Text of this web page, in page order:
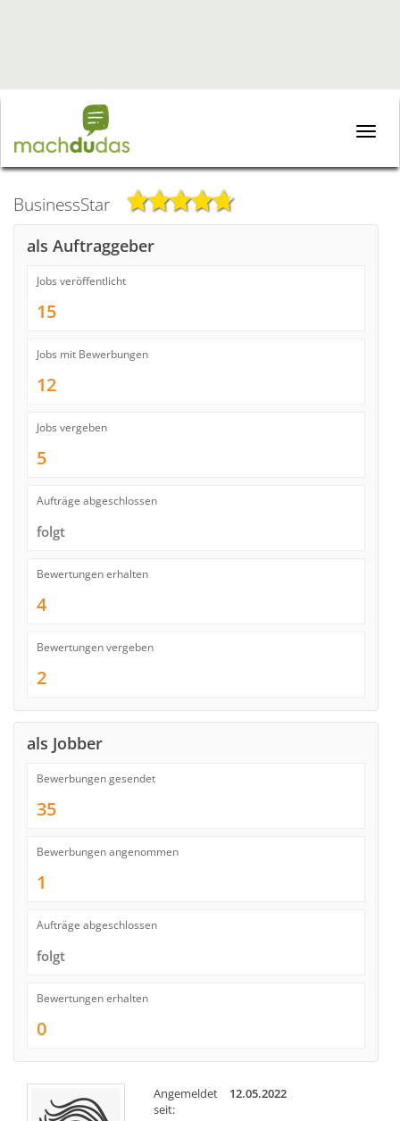
Toggle
BusinessStar
als Auftraggeber
Jobs veröffentlicht
15
Jobs mit Bewerbungen
12
Jobs vergeben
5
Aufträge abgeschlossen
folgt
Bewertungen erhalten
4
Bewertungen vergeben
2
als Jobber
Bewerbungen gesendet
35
Bewerbungen angenommen
1
Aufträge abgeschlossen
folgt
Bewertungen erhalten
0
Angemeldet
seit:
12.05.2022